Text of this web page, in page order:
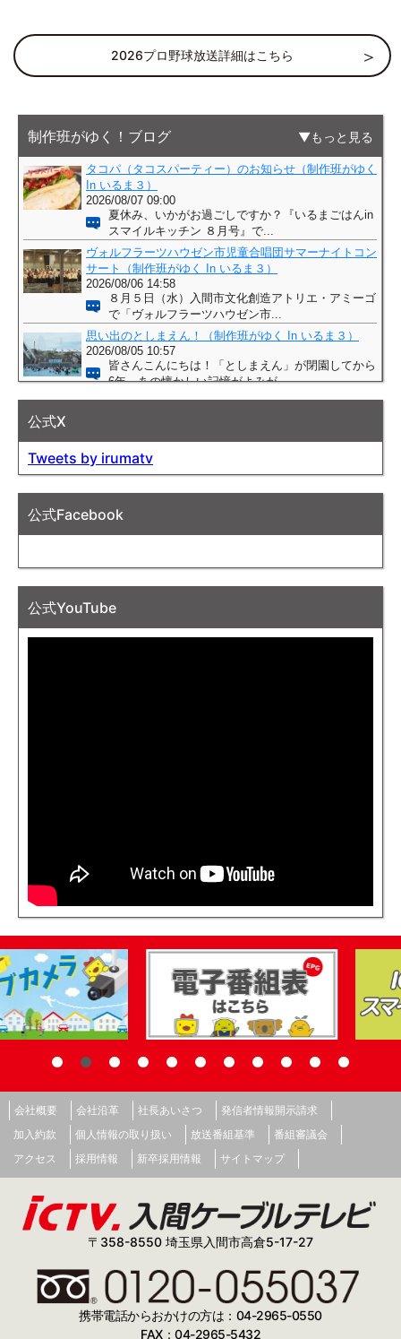
2026プロ野球放送詳細はこちら
制作班がゆく！ブログ もっと見る
公式X
Tweets by irumatv
公式Facebook
公式YouTube
会社概要 会社沿革 社長あいさつ
発信者情報開示請求
加入約款
個人情報の取り扱い 放送番組基準
番組審議会
アクセス
採用情報 新卒採用情報 サイトマップ
〒358-8550 埼玉県入間市高倉5-17-27
携帯電話からおかけの方は：04-2965-0550
FAX：04-2965-5432